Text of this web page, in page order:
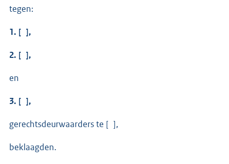
tegen:
1. [ ],
2. [ ],
en
3. [ ],
gerechtsdeurwaarders te [ ],
beklaagden.